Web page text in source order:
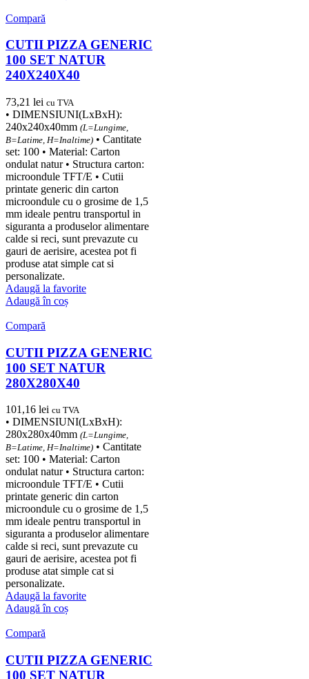
Compară
CUTII PIZZA GENERIC
100 SET NATUR
240X240X40
73,21 lei cu TVA
• DIMENSIUNI(LxBxH):
240x240x40mm (L=Lungime,
B=Latime, H=Inaltime) • Cantitate
set: 100 • Material: Carton
ondulat natur • Structura carton:
microondule TFT/E • Cutii
printate generic din carton
microondule cu o grosime de 1,5
mm ideale pentru transportul in
siguranta a produselor alimentare
calde si reci, sunt prevazute cu
gauri de aerisire, acestea pot fi
produse atat simple cat si
personalizate.
Adaugă la favorite
Adaugă în coș
Compară
CUTII PIZZA GENERIC
100 SET NATUR
280X280X40
101,16 lei cu TVA
• DIMENSIUNI(LxBxH):
280x280x40mm (L=Lungime,
B=Latime, H=Inaltime) • Cantitate
set: 100 • Material: Carton
ondulat natur • Structura carton:
microondule TFT/E • Cutii
printate generic din carton
microondule cu o grosime de 1,5
mm ideale pentru transportul in
siguranta a produselor alimentare
calde si reci, sunt prevazute cu
gauri de aerisire, acestea pot fi
produse atat simple cat si
personalizate.
Adaugă la favorite
Adaugă în coș
Compară
CUTII PIZZA GENERIC
100 SET NATUR